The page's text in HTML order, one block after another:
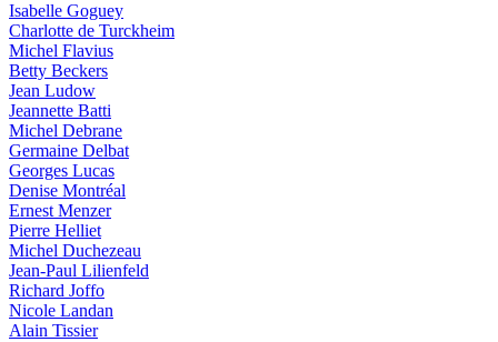
Isabelle Goguey
Charlotte de Turckheim
Michel Flavius
Betty Beckers
Jean Ludow
Jeannette Batti
Michel Debrane
Germaine Delbat
Georges Lucas
Denise Montréal
Ernest Menzer
Pierre Helliet
Michel Duchezeau
Jean-Paul Lilienfeld
Richard Joffo
Nicole Landan
Alain Tissier